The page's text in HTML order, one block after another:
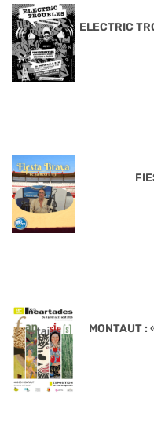
ELECTRIC
MONTAUT :